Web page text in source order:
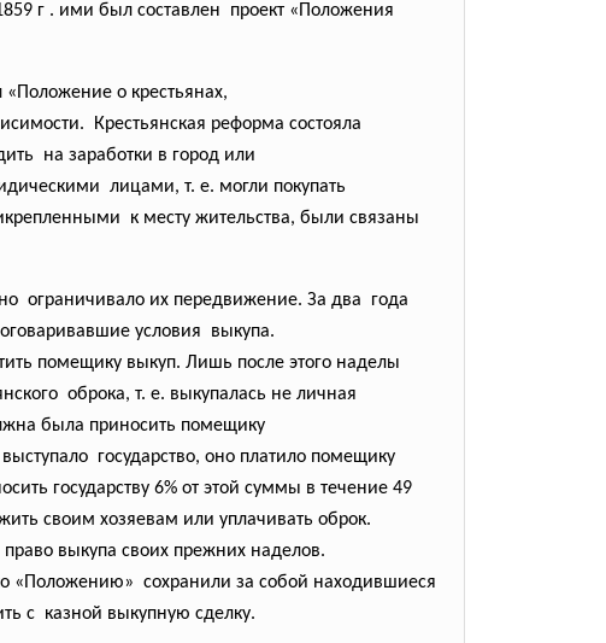
г . ими был составлен проект «Положения
«Положение о крестьянах,
Крестьянская реформа состояла
на заработки в город или
лицами, т. е. могли покупать
к месту жительства, были связаны
ограничивало их передвижение. За два года
условия выкупа.
помещику выкуп. Лишь после этого наделы
оброка, т. е. выкупалась не личная
была приносить помещику
государство, оно платило помещику
государству 6% от этой суммы в течение 49
своим хозяевам или уплачивать оброк.
выкупа своих прежних наделов.
«Положению» сохранили за собой находившиеся
с казной выкупную сделку.